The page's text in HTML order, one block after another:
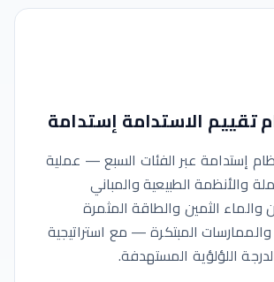
تقييم الاستدامة إستدامة
إستدامة عبر الفئات السبع — عملية
والأنظمة الطبيعية والمباني
والماء الثمين والطاقة المثمرة
والممارسات المبتكرة — مع استراتيجية
اللؤلؤية المستهدفة.